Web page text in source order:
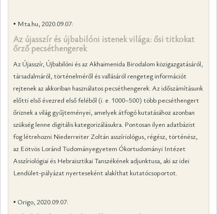
• Mta.hu, 2020.09.07:
Az újasszír és újbabilóni istenek világa: ősi titkokat
őrző pecséthengerek
Az Újasszír, Újbabilóni és az Akhaimenida Birodalom közigazgatásáról,
társadalmáról, történelméről és vallásáról rengeteg információt
rejtenek az akkoriban használatos pecséthengerek. Az időszámításunk
előtti első évezred első feléből (i. e. 1000–500) több pecséthengert
őriznek a világ gyűjteményei, amelyek átfogó kutatásához azonban
szükség lenne digitális kategorizálásukra. Pontosan ilyen adatbázist
fog létrehozni Niederreiter Zoltán asszíriológus, régész, történész,
az Eötvös Loránd Tudományegyetem Ókortudományi Intézet
Asszíriológiai és Hebraisztikai Tanszékének adjunktusa, aki az idei
Lendület-pályázat nyerteseként alakíthat kutatócsoportot.
• Origo, 2020.09.07: